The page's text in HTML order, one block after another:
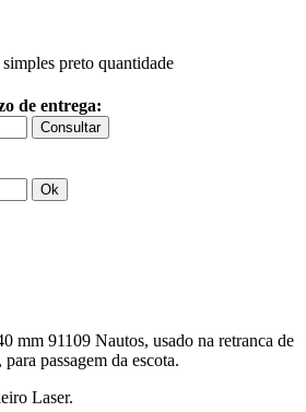
preto quantidade
de entrega:
Consultar
Ok
mm 91109 Nautos, usado na retranca de
passagem da escota.
Laser.